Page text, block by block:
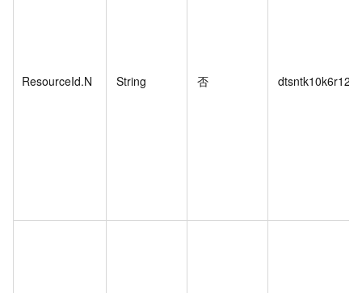
ResourceId.N String 否